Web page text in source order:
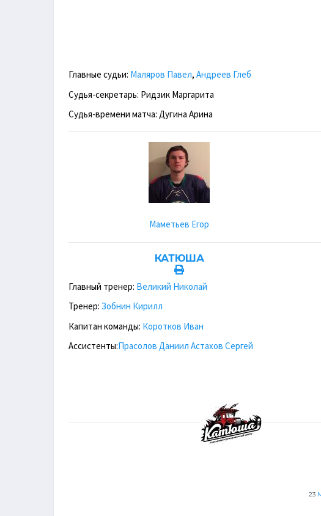
Главные судьи: Маляров Павел, Андреев Глеб
Судья-секретарь: Ридзик Маргарита
Судья-времени матча: Дугина Арина
Маметьев Егор
КАТЮША
Главный тренер: Великий Николай
Тренер: Зобнин Кирилл
Капитан команды: Коротков Иван
Ассистенты:Прасолов Даниил Астахов Сергей
23